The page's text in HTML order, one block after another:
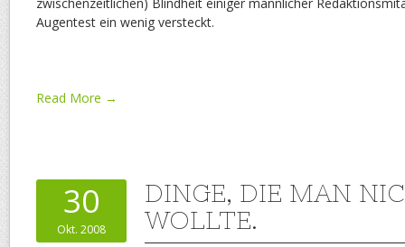
Augentest ein wenig versteckt.
Read More →
30
Okt. 2008
DINGE, DIE MAN
WOLLTE.